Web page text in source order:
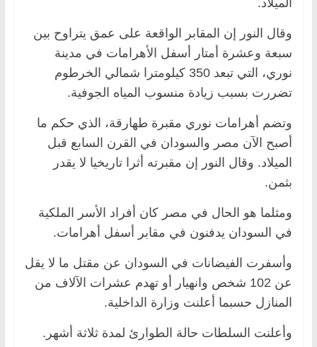
وقال النور إن المقابر الواقعة على عمق يتراوح بين
سبعة وعشرة أمتار أسفل الأهرامات في مدينة
نوري، التي تبعد 350 كيلومترا شمالي الخرطوم
تضررت بسبب زيادة منسوب المياه الجوفية.
وتضم أهرامات نوري مقبرة طهارقة، الذي حكم ما
أصبح الآن مصر والسودان في القرن السابع قبل
الميلاد. وقال النور إن مقبرته أثرا تاريخيا لا يقدر
بثمن.
ومثلما هو الحال في مصر كان أفراد الأسر الملكية
في السودان يدفنون في مقابر أسفل أهرامات.
وأسفرت الفيضانات في السودان عن مقتل ما لا يقل
عن 102 شخص وانهيار أو تهدم عشرات الآلاف من
المنازل حسبما أعلنت وزارة الداخلية.
وأعلنت السلطات حالة الطوارئ لمدة ثلاثة أشهر.